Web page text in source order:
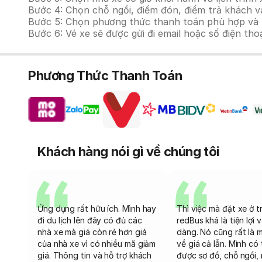
Bước 4: Chọn chỗ ngồi, điểm đón, điểm trả khách
Bước 5: Chọn phương thức thanh toán phù hợp
Bước 6: Vé xe sẽ được gửi đi email hoặc số điện
Phương Thức Thanh Toán
Khách hàng nói gì về chúng tôi
Ứng dụng rất hữu ích. Mình hay
đi du lịch lên đây có đủ các
nhà xe mà giá còn rẻ hơn giá
của nhà xe vì có nhiều mã giảm
giá. Thông tin và hỗ trợ khách
Thì việc mà đặt xe ở
redBus khá là tiện lợi
dàng. Nó cũng rất là
về giá cả lẫn. Mình có
được sơ đồ, chỗ ngồi,